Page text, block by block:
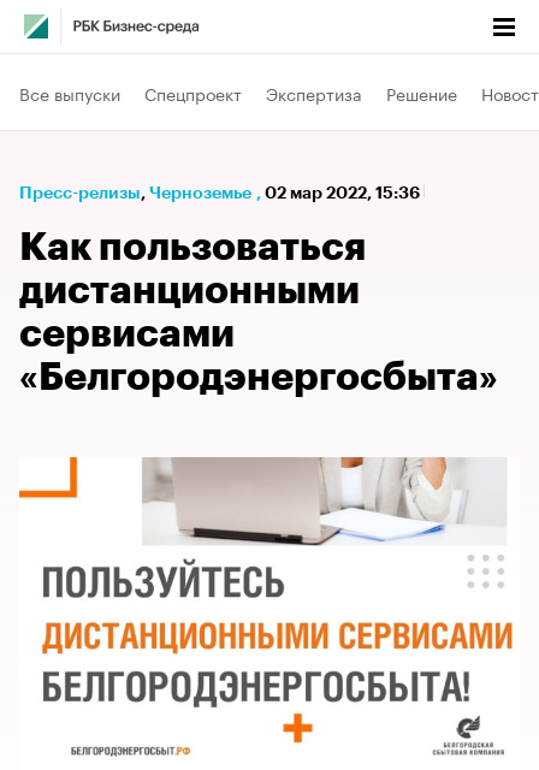
Все выпуски Спецпроект Экспертиза Решение
Пресс-релизы⁠, Черноземье , 02 мар 2022, 15:36
Как пользоваться
дистанционными
сервисами
«Белгородэнергосбыта»